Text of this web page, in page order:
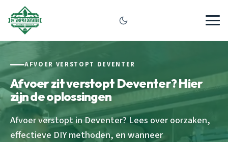
AFVOER VERSTOPT DEVENTER
Afvoer zit verstopt Deventer? Hier
zijn de oplossingen
Afvoer verstopt in Deventer? Lees over oorzaken,
effectieve DIY methoden, en wanneer